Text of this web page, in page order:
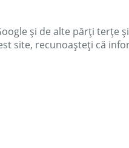
și de alte părți terțe
site, recunoașteți că